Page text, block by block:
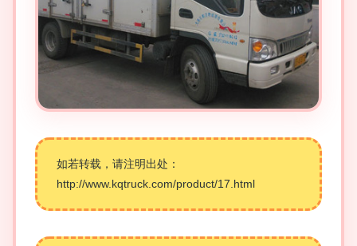
如若转载，请注明出处：
http://www.kqtruck.com/product/17.html